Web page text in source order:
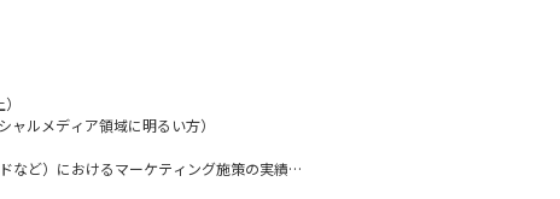
グローバルマーケティング戦略／キャンペーンの日本市場向けローカライズの推進
よび製品販売の推進
グおよびソーシャルメディア戦略の立案・実行
料の企画・制作管理
企画・実行
ャルメディア領域に明るい方）
など）におけるマーケティング施策の実績
および社内外の関係者との協働力